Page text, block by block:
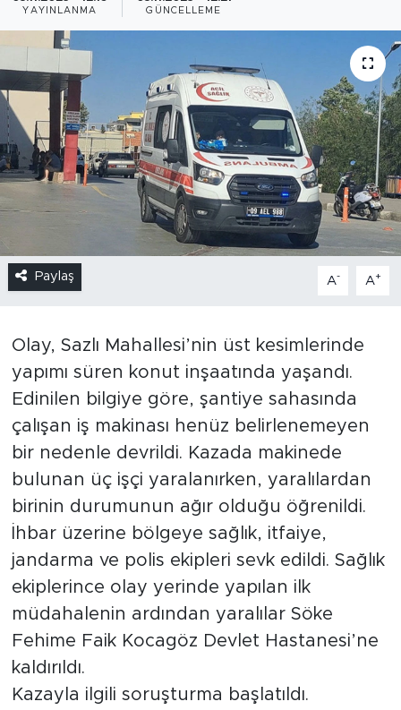
YAYINLANMA GÜNCELLEME
Paylaş A- A+
Olay, Sazlı Mahallesi’nin üst kesimlerinde
yapımı süren konut inşaatında yaşandı.
Edinilen bilgiye göre, şantiye sahasında
çalışan iş makinası henüz belirlenemeyen
bir nedenle devrildi. Kazada makinede
bulunan üç işçi yaralanırken, yaralılardan
birinin durumunun ağır olduğu öğrenildi.
İhbar üzerine bölgeye sağlık, itfaiye,
jandarma ve polis ekipleri sevk edildi. Sağlık
ekiplerince olay yerinde yapılan ilk
müdahalenin ardından yaralılar Söke
Fehime Faik Kocagöz Devlet Hastanesi’ne
kaldırıldı.
Kazayla ilgili soruşturma başlatıldı.